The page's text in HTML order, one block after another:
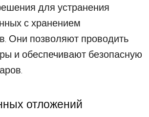
для устранения
с хранением
Они позволяют проводить
и обеспечивают безопасную
отложений